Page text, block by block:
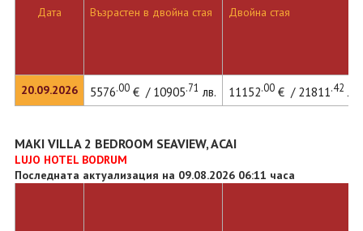
Дата
20.09.2026
Възрастен в двойна стая Двойна стая
5576.00€ / 10905.71 лв. 11152.00€ / 21811.42 лв.
MAKI VILLA 2 BEDROOM SEAVIEW, ACAI
LUJO HOTEL BODRUM
Последната актуализация на 09.08.2026 06:11 часа